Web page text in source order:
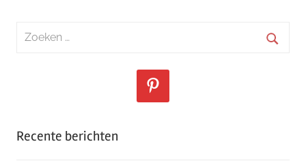
Zoeken
Recente berichten